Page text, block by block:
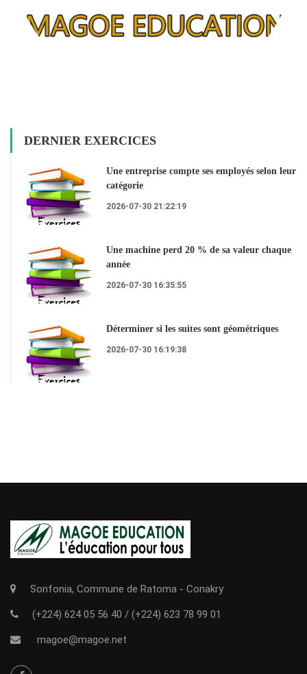
DERNIER EXERCICES
Une entreprise compte ses employés selon leur
catégorie
2026-07-30 21:22:19
Une machine perd 20 % de sa valeur chaque
année
2026-07-30 16:35:55
Déterminer si les suites sont géométriques
2026-07-30 16:19:38
Sonfonia, Commune de Ratoma - Conakry
(+224) 624 05 56 40 / (+224) 623 78 99 01
magoe@magoe.net